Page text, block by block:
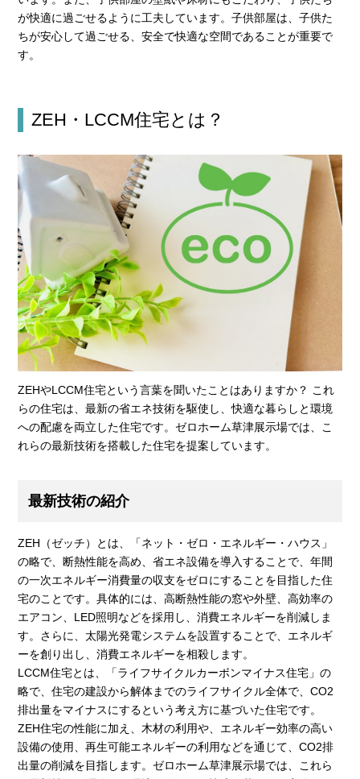
が快適に過ごせるように工夫しています。子供部屋は、子供た
ちが安心して過ごせる、安全で快適な空間であることが重要で
す。
ZEH・LCCM住宅とは？
ZEHやLCCM住宅という言葉を聞いたことはありますか？ これ
らの住宅は、最新の省エネ技術を駆使し、快適な暮らしと環境
への配慮を両立した住宅です。ゼロホーム草津展示場では、こ
れらの最新技術を搭載した住宅を提案しています。
最新技術の紹介
ZEH（ゼッチ）とは、「ネット・ゼロ・エネルギー・ハウス」
の略で、断熱性能を高め、省エネ設備を導入することで、年間
の一次エネルギー消費量の収支をゼロにすることを目指した住
宅のことです。具体的には、高断熱性能の窓や外壁、高効率の
エアコン、LED照明などを採用し、消費エネルギーを削減しま
す。さらに、太陽光発電システムを設置することで、エネルギ
ーを創り出し、消費エネルギーを相殺します。
LCCM住宅とは、「ライフサイクルカーボンマイナス住宅」の
略で、住宅の建設から解体までのライフサイクル全体で、CO2
排出量をマイナスにするという考え方に基づいた住宅です。
ZEH住宅の性能に加え、木材の利用や、エネルギー効率の高い
設備の使用、再生可能エネルギーの利用などを通じて、CO2排
出量の削減を目指します。ゼロホーム草津展示場では、これら